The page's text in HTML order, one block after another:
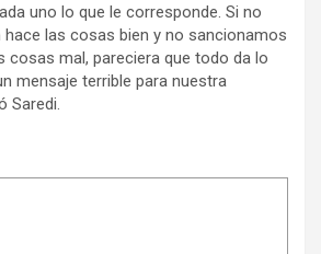
uno lo que le corresponde. Si no
las cosas bien y no sancionamos
cosas mal, pareciera que todo da lo
mensaje terrible para nuestra
Saredi.